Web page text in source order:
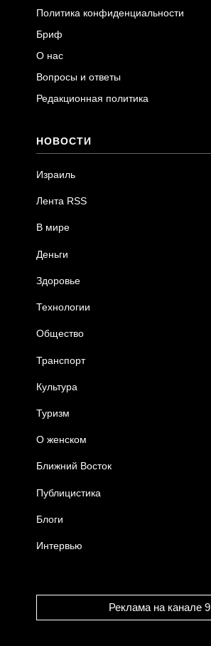
Политика конфиденциальности
Бриф
О нас
Вопросы и ответы
Редакционная политика
НОВОСТИ
Израиль
Лента RSS
В мире
Деньги
Здоровье
Технологии
Общество
Транспорт
Культура
Туризм
О женском
Ближний Восток
Публицистика
Блоги
Интервью
Реклама на канале 9